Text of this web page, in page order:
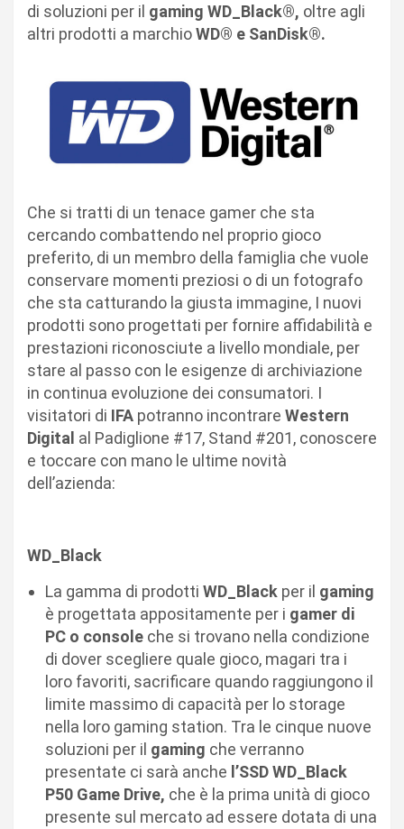
di soluzioni per il gaming WD_Black®, oltre agli
altri prodotti a marchioWD® e SanDisk®.
Che si tratti di un tenace gamer che sta
cercando combattendo nel proprio gioco
preferito, di un membro della famiglia che vuole
conservare momenti preziosi o di un fotografo
che sta catturando la giusta immagine, I nuovi
prodotti sono progettati per fornire affidabilità e
prestazioni riconosciute a livello mondiale, per
stare al passo con le esigenze di archiviazione
in continua evoluzione dei consumatori. I
visitatori di IFA potranno incontrare Western
Digital al Padiglione #17, Stand #201, conoscere
e toccare con mano le ultime novità
dell’azienda:
WD_Black
La gamma di prodotti WD_Black per il gaming
è progettata appositamente per i gamer di
PC o console che si trovano nella condizione
di dover scegliere quale gioco, magari tra i
loro favoriti, sacrificare quando raggiungono il
limite massimo di capacità per lo storage
nella loro gaming station. Tra le cinque nuove
soluzioni per il gaming che verranno
presentate ci sarà anche l’SSD WD_Black
P50 Game Drive, che è la prima unità di gioco
presente sul mercato ad essere dotata di una